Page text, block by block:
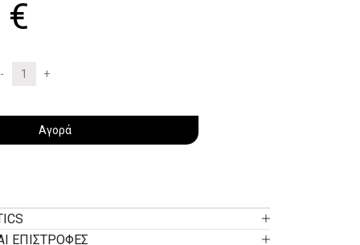
€
Αγορά
ΕΠΙΣΤΡΟΦΕΣ